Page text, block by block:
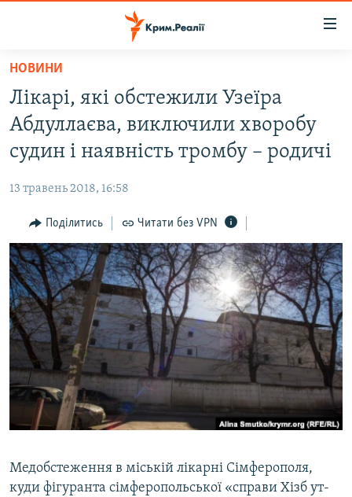
Перейти
основного
матеріалу
Перейти
до
основної
навігації
Перейти
до
пошуку
ВОДА.КРИМ
ВІДЕО ТА ФОТО
БЛОГИ
ПОГЛЯД
ІНТЕРВ'Ю
ВСЕ ЗА ДЕНЬ
СПЕЦПРОЕКТИ
ДЕПОРТАЦІЯ
ВІДЕОУРОКИ «ELIFBE»
СВІДЧЕННЯ ОКУПАЦІЇ
УКРАЇНСЬКА ПРОБЛЕМА КРИМУ
ЯК ОБІЙТИ БЛОКУВАННЯ
Русский
Qırımtatar
НОВИНИ
Лікарі, які обстежили Узеїра
Абдуллаєва, виключили хворобу
судин і наявність тромбу – родичі
13 травень 2018, 16:58
Поділитись Читати без VPN
Медобстеження в міській лікарні Сімферополя,
куди фігуранта сімферопольської «справи Хізб ут-